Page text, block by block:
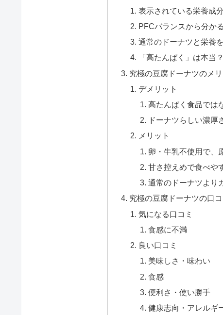
表示されている栄養成
PFCバランスから分か
通常のドーナツと栄養
「高たんぱく」は本当
究極の豆腐ドーナツのメ
デメリット
高たんぱく食品では
ドーナツらしい濃厚
メリット
卵・牛乳不使用で、
甘さ控えめで食べや
通常のドーナツより
究極の豆腐ドーナツの口
気になる口コミ
食感に不満
良い口コミ
美味しさ・味わい
食感
便利さ・使い勝手
健康志向・アレルギ